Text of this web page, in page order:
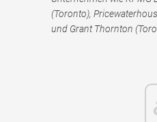
(Toronto),
und Grant Thornton